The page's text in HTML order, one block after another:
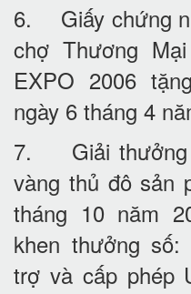
6. Giấy chứng
chợ Thương
EXPO 2006
ngày 6 tháng 4
7. Giải thưởng
vàng thủ đô sản
tháng 10 năm
khen thưởng
trợ và cấp phép